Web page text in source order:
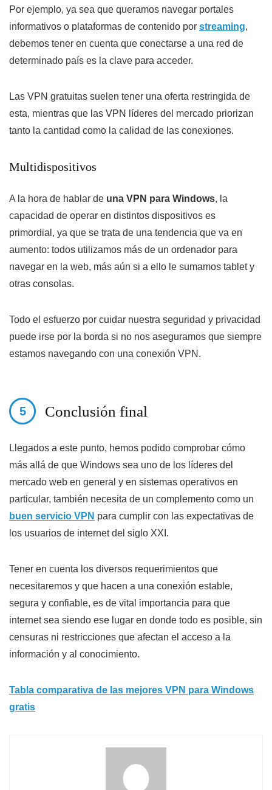
Por ejemplo, ya sea que queramos navegar portales
informativos o plataformas de contenido por streaming,
debemos tener en cuenta que conectarse a una red de
determinado país es la clave para acceder.
Las VPN gratuitas suelen tener una oferta restringida de
esta, mientras que las VPN líderes del mercado priorizan
tanto la cantidad como la calidad de las conexiones.
Multidispositivos
A la hora de hablar de una VPN para Windows, la
capacidad de operar en distintos dispositivos es
primordial, ya que se trata de una tendencia que va en
aumento: todos utilizamos más de un ordenador para
navegar en la web, más aún si a ello le sumamos tablet y
otras consolas.
Todo el esfuerzo por cuidar nuestra seguridad y privacidad
puede irse por la borda si no nos aseguramos que siempre
estamos navegando con una conexión VPN.
Conclusión final
Llegados a este punto, hemos podido comprobar cómo
más allá de que Windows sea uno de los líderes del
mercado web en general y en sistemas operativos en
particular, también necesita de un complemento como un
buen servicio VPN para cumplir con las expectativas de
los usuarios de internet del siglo XXI.
Tener en cuenta los diversos requerimientos que
necesitaremos y que hacen a una conexión estable,
segura y confiable, es de vital importancia para que
internet sea siendo ese lugar en donde todo es posible, sin
censuras ni restricciones que afectan el acceso a la
información y al conocimiento.
Tabla comparativa de las mejores VPN para Windows
gratis